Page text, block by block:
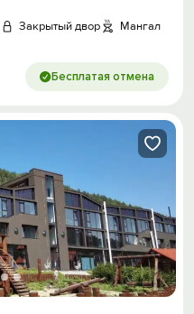
Закрытый двор Мангал
Бесплатая отмена